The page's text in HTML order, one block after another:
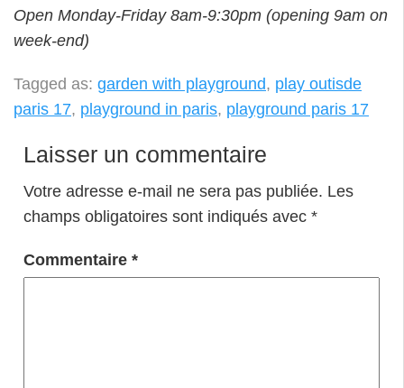
Open Monday-Friday 8am-9:30pm (opening 9am on
week-end)
Tagged as: garden with playground, play outisde
paris 17, playground in paris, playground paris 17
Laisser un commentaire
Votre adresse e-mail ne sera pas publiée. Les
champs obligatoires sont indiqués avec *
Commentaire *